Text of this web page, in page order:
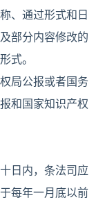
、通过形式和日
部分内容修改的
式。
局公报或者国务
和国家知识产权
日内，条法司应
每年一月底以前